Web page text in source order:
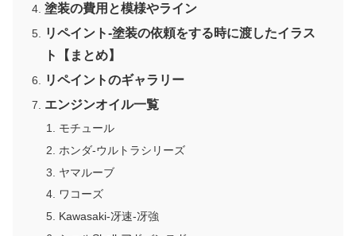
塗装の費用と模様やライン
リペイント-塗装の依頼をする時に渡したイラス
ト【まとめ】
リペイントのギャラリー
エンジンオイル一覧
モチュール
ホンダ-ウルトラシリーズ
ヤマルーブ
ワコーズ
Kawasaki-冴速-冴強